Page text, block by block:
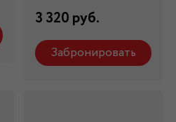
3 320 руб.
Забронировать